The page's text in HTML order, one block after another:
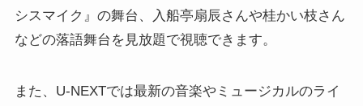
シスマイク』の舞台、入船亭扇辰さんや桂かい枝さん
などの落語舞台を見放題で視聴できます。
また、U-NEXTでは最新の音楽やミュージカルのライ